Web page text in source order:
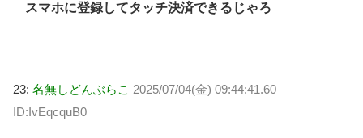
スマホに登録してタッチ決済できるじゃろ
23: 名無しどんぶらこ 2025/07/04(金) 09:44:41.60
ID:IvEqcquB0